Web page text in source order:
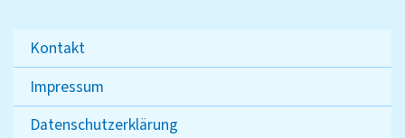
Kontakt
Impressum
Datenschutzerklärung